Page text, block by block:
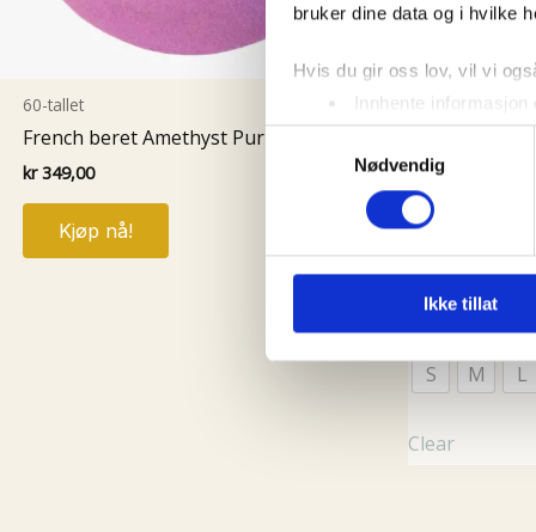
bruker dine data og i hvilke
Hvis du gir oss lov, vil vi
Innhente
Identifisere enheten
mer infokan du lese
Du kan hele tiden endre
Vi bruker
analysere trafikken vår. Vi
sosiale medier,
dem, eller som de har
Nødvendig
Ikke tillat
60-tallet
French beret Amethyst Purple
kr349,00
Kjøp nå!
60-tallet
Holmes
kr1,299,00
Kjøp nå!
S M L
Clear